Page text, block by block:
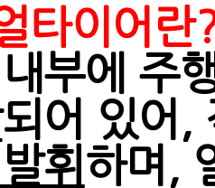
타이어란
부에 주
되어 있어,
휘 하며,